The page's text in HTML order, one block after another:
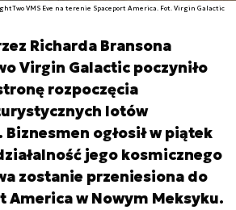
VMS Eve na terenie Spaceport America. Fot. Virgin Galactic
Richarda Bransona
Virgin Galactic poczyniło
rozpoczęcia
lotów
ogłosił w piątek
jego kosmicznego
zostanie przeniesiona do
America w Nowym Meksyku.